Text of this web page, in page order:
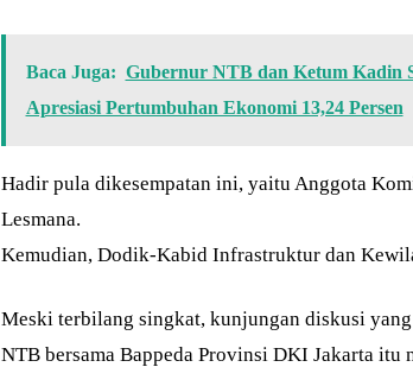
Baca Juga: Gubernur NTB dan Ketum Kadin
Apresiasi Pertumbuhan Ekonomi 13,24 Persen
Hadir pula dikesempatan ini, yaitu Anggota
Lesmana.
Kemudian, Dodik-Kabid Infrastruktur dan
Meski terbilang singkat, kunjungan diskusi
NTB bersama Bappeda Provinsi DKI Jakarta itu